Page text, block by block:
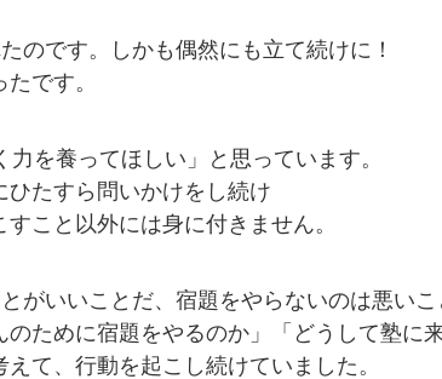
のです。しかも偶然にも立て続けに！
です。
を養ってほしい」と思っています。
たすら問いかけをし続け
こと以外には身に付きません。
がいいことだ、宿題をやらないのは悪いこ
ために宿題をやるのか」「どうして塾に
て、行動を起こし続けていました。